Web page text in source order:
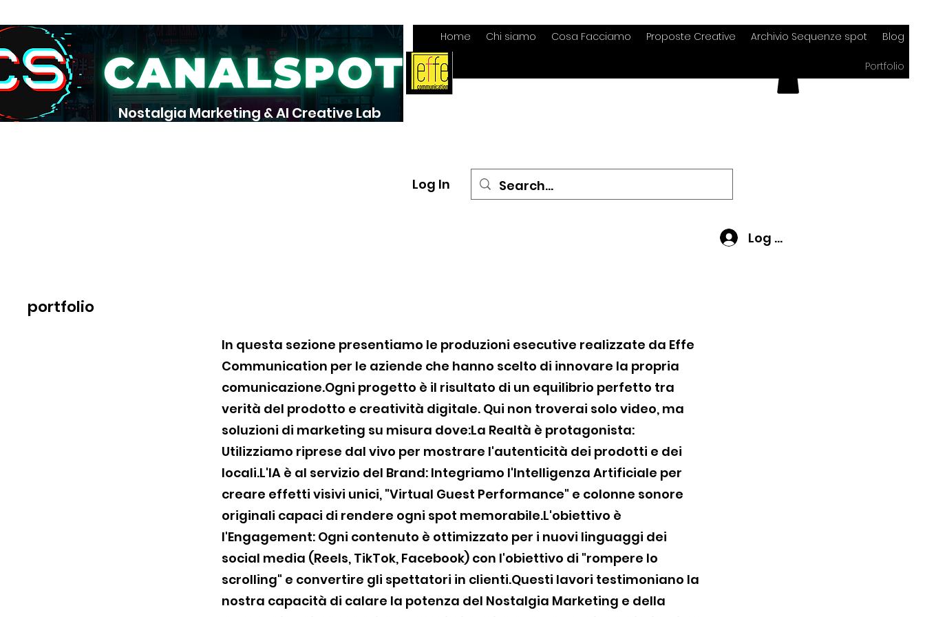
Home Chi siamo Cosa Facciamo Proposte Creative Archivio Sequenze spot Blog
Portfolio
Nostalgia Marketing & AI Creative Lab
Log In
Log In
portfolio
In questa sezione presentiamo le produzioni esecutive realizzate da Effe
Communication per le aziende che hanno scelto di innovare la propria
comunicazione.Ogni progetto è il risultato di un equilibrio perfetto tra
verità del prodotto e creatività digitale. Qui non troverai solo video, ma
soluzioni di marketing su misura dove:La Realtà è protagonista:
Utilizziamo riprese dal vivo per mostrare l'autenticità dei prodotti e dei
locali.L'IA è al servizio del Brand: Integriamo l'Intelligenza Artificiale per
creare effetti visivi unici, "Virtual Guest Performance" e colonne sonore
originali capaci di rendere ogni spot memorabile.L'obiettivo è
l'Engagement: Ogni contenuto è ottimizzato per i nuovi linguaggi dei
social media (Reels, TikTok, Facebook) con l'obiettivo di "rompere lo
scrolling" e convertire gli spettatori in clienti.Questi lavori testimoniano la
nostra capacità di calare la potenza del Nostalgia Marketing e della